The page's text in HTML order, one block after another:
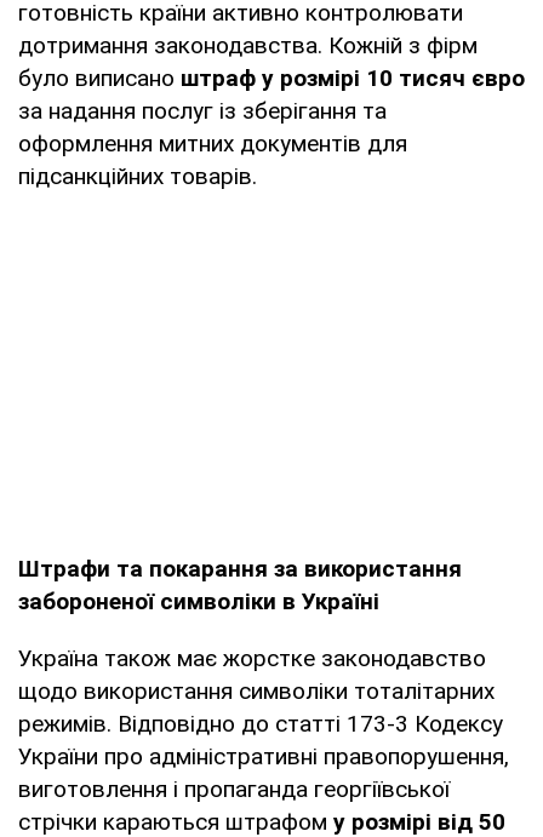
готовність країни активно контролювати
дотримання законодавства. Кожній з фірм
було виписано штраф у розмірі 10 тисяч євро
за надання послуг із зберігання та
оформлення митних документів для
підсанкційних товарів.
Штрафи та покарання за використання
забороненої символіки в Україні
Україна також має жорстке законодавство
щодо використання символіки тоталітарних
режимів. Відповідно до статті 173-3 Кодексу
України про адміністративні правопорушення,
виготовлення і пропаганда георгіївської
стрічки караються штрафом у розмірі від 50